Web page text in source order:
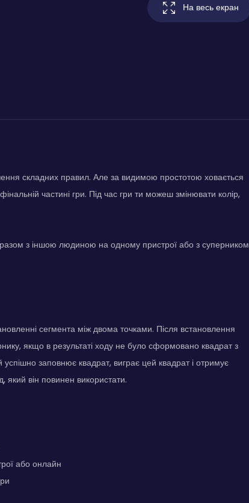
На весь екран
складних правил. Але за видимою простотою ховається
частині гри. Під час гри ти можеш змінювати колір,
з іншою людиною на одному пристрої або з суперником
сегмента між двома точками. Після встановлення
якщо в результаті ходу не було сформовано квадрат з
заповнює квадрат, виграє цей квадрат і отримує
який він повинен використати.
або онлайн